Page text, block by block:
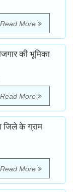
Read More
की भूमिका
Read More
जिले के ग्राम
Read More